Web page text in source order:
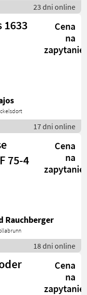
23 dni online
1633
Cena
na
zapytanie
dla
17 dni online
75-4
Cena
na
zapytanie
Rauchberger
18 dni online
Cena
na
zapytanie